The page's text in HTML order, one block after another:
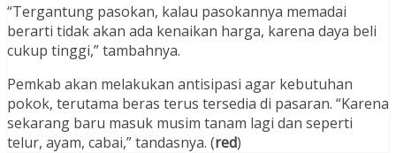
“Tergantung pasokan, kalau pasokannya memadai
berarti tidak akan ada kenaikan harga, karena daya beli
cukup tinggi,” tambahnya.
Pemkab akan melakukan antisipasi agar kebutuhan
pokok, terutama beras terus tersedia di pasaran. “Karena
sekarang baru masuk musim tanam lagi dan seperti
telur, ayam, cabai,” tandasnya. (red)